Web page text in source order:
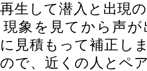
生して潜入と出現
象を見てから声
見積もって補正し
で、近くの人とペ